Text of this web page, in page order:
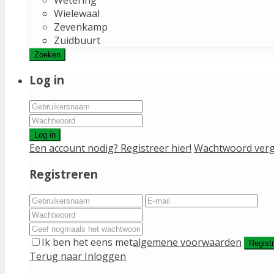
Wielewaal
Zevenkamp
Zuidbuurt
Zoeken
Log in
Log in
Een account nodig? Registreer hier! Wachtwoord
Registreren
Ik ben het eens metalgemene voorwaarden
Terug naar Inloggen